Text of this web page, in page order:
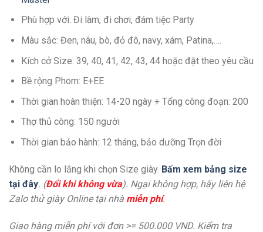
Phù hợp với: Đi làm, đi chơi, đám tiệc Party
Màu sắc: Đen, nâu, bò, đỏ đô, navy, xám, Patina,….
Kích cở Size: 39, 40, 41, 42, 43, 44 hoặc đặt theo yêu cầu
Bề rộng Phom: E+EE
Thời gian hoàn thiện: 14-20 ngày + Tổng công đoạn: 200
Thợ thủ công: 150 người
Thời gian bảo hành: 12 tháng, bảo dưỡng Trọn đời
Không cần lo lắng khi chọn Size giày. Bấm xem bảng size
tại đây. (Đổi khi không vừa). Ngại không hợp, hãy liên hệ
Zalo thử giày Online tại nhà miễn phí.
Giao hàng miễn phí với đơn >= 500.000 VND. Kiểm tra